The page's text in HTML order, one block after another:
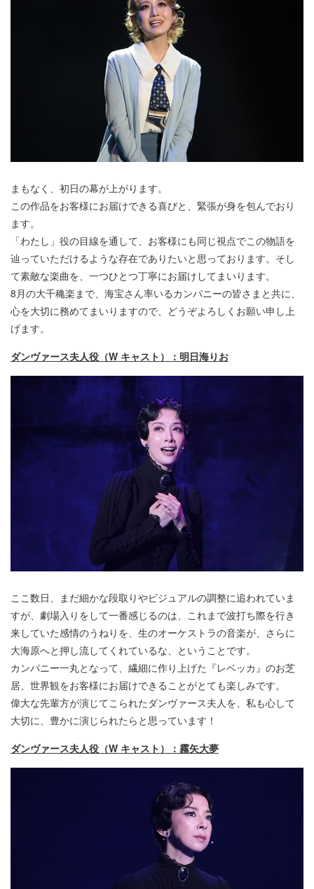
まもなく、初日の幕が上がります。
この作品をお客様にお届けできる喜びと、緊張が身を包んでおり
ます。
「わたし」役の目線を通して、お客様にも同じ視点でこの物語を
辿っていただけるような存在でありたいと思っております。そし
て素敵な楽曲を、一つひとつ丁寧にお届けしてまいります。
8月の大千穐楽まで、海宝さん率いるカンパニーの皆さまと共に、
心を大切に務めてまいりますので、どうぞよろしくお願い申し上
げます。
ダンヴァース夫人役（W キャスト）：明日海りお
ここ数日、まだ細かな段取りやビジュアルの調整に追われていま
すが、劇場入りをして一番感じるのは、これまで波打ち際を行き
来していた感情のうねりを、生のオーケストラの音楽が、さらに
大海原へと押し流してくれているな、ということです。
カンパニー一丸となって、繊細に作り上げた『レベッカ』のお芝
居、世界観をお客様にお届けできることがとても楽しみです。
偉大な先輩方が演じてこられたダンヴァース夫人を、私も心して
大切に、豊かに演じられたらと思っています！
ダンヴァース夫人役（W キャスト）：霧矢大夢